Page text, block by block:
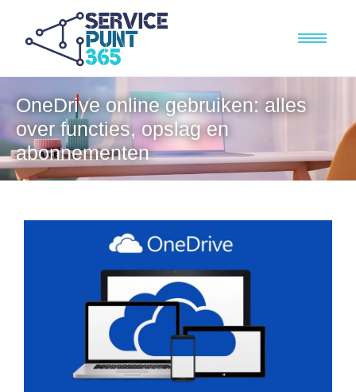
OneDrive online gebruiken: alles
over functies, opslag en
abonnementen